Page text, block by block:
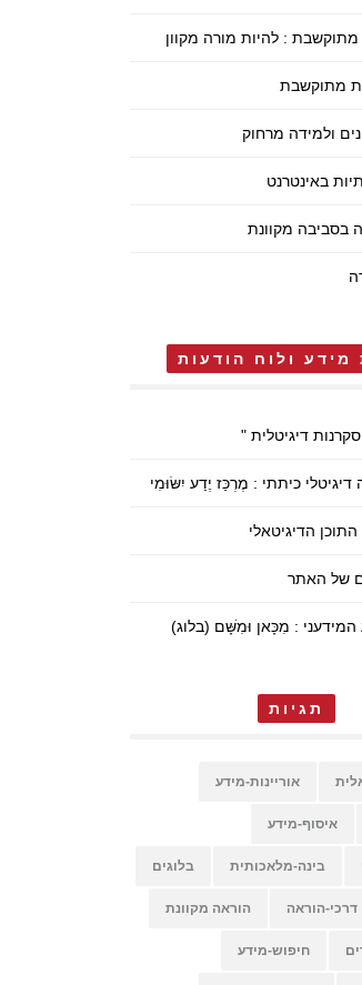
: להיות מורה מקוון
מתוקשבת
ולמידה מרחוק
באינטרנט
בסביבה מקוונת
מידע ולוח הודעות
דיגיטלית "
כיתתי : מֶרְכַּז יֶדַע יִשּׂוּמִי
הדיגיטאלי
של האתר
: מִכָּאן וּמִשָּׁם (בלוג)
תגיות
אוריינות-מידע
איסוף-מידע
בינה-מלאכותית בלוגים
דרכי-הוראה הוראה מקוונת
חיפוש-מידע